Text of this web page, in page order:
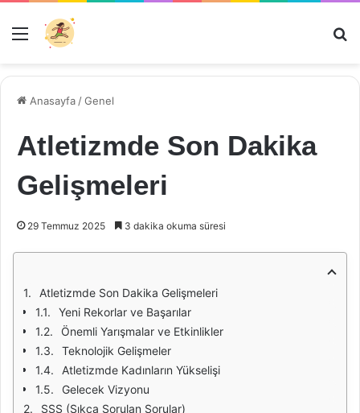
Menü
Anasayfa /Genel
Atletizmde Son Dakika
Gelişmeleri
29 Temmuz 2025 3 dakika okuma süresi
Atletizmde Son Dakika Gelişmeleri
Yeni Rekorlar ve Başarılar
Önemli Yarışmalar ve Etkinlikler
Teknolojik Gelişmeler
Atletizmde Kadınların Yükselişi
Gelecek Vizyonu
SSS (Sıkça Sorulan Sorular)